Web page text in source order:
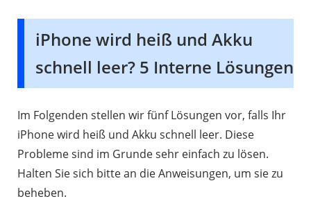
iPhone wird heiß und Akku
schnell leer? 5 Interne Lösungen
Im Folgenden stellen wir fünf Lösungen vor, falls Ihr
iPhone wird heiß und Akku schnell leer. Diese
Probleme sind im Grunde sehr einfach zu lösen.
Halten Sie sich bitte an die Anweisungen, um sie zu
beheben.